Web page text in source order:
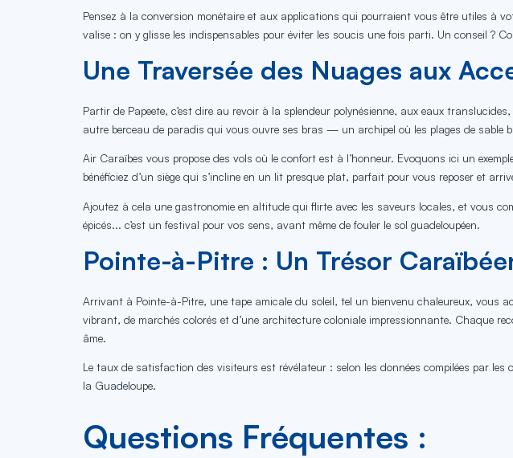
Pensez à la conversion monétaire et aux applications qui pourraient vous être utiles à
valise : on y glisse les indispensables pour éviter les soucis une fois parti. Un conseil ?
Une Traversée des Nuages aux
Partir de Papeete, c’est dire au revoir à la splendeur polynésienne, aux eaux
autre berceau de paradis qui vous ouvre ses bras — un archipel où les plages de sable
Air Caraïbes vous propose des vols où le confort est à l’honneur. Evoquons ici un
bénéficiez d’un siège qui s’incline en un lit presque plat, parfait pour vous reposer et
Ajoutez à cela une gastronomie en altitude qui flirte avec les saveurs locales, et vous
épicés... c’est un festival pour vos sens, avant même de fouler le sol guadeloupéen.
Pointe-à-Pitre : Un Trésor
Arrivant à Pointe-à-Pitre, une tape amicale du soleil, tel un bienvenu chaleureux, vous
vibrant, de marchés colorés et d’une architecture coloniale impressionnante. Chaque
âme.
Le taux de satisfaction des visiteurs est révélateur : selon les données compilées par
la Guadeloupe.
Questions Fréquentes :